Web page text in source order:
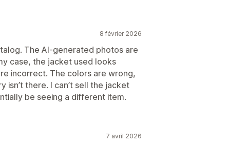
8 février 2026
The AI-generated photos are
case, the jacket used looks
incorrect. The colors are wrong,
isn’t there. I can’t sell the jacket
be seeing a different item.
7 avril 2026